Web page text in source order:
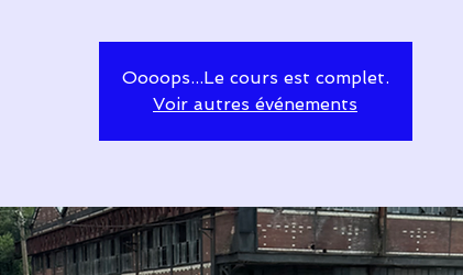
Oooops...Le cours est complet.
Voir autres événements